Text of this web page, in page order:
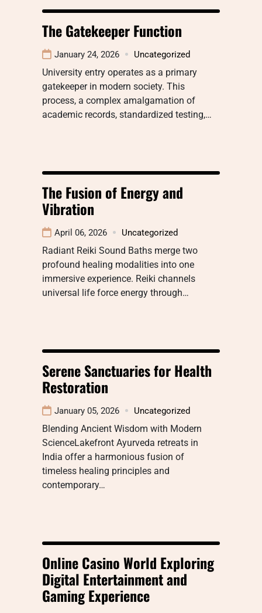
The Gatekeeper Function
January 24, 2026 Uncategorized
University entry operates as a primary
gatekeeper in modern society. This
process, a complex amalgamation of
academic records, standardized testing,…
The Fusion of Energy and
Vibration
April 06, 2026 Uncategorized
Radiant Reiki Sound Baths merge two
profound healing modalities into one
immersive experience. Reiki channels
universal life force energy through…
Serene Sanctuaries for Health
Restoration
January 05, 2026 Uncategorized
Blending Ancient Wisdom with Modern
ScienceLakefront Ayurveda retreats in
India offer a harmonious fusion of
timeless healing principles and
contemporary…
Online Casino World Exploring
Digital Entertainment and
Gaming Experience